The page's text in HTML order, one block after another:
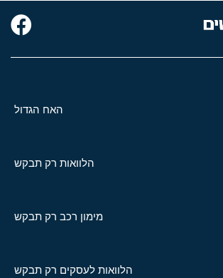
האח הגדול
הלוואות רק תבקש
מימון רכב רק תבקש
הלוואות לעסקים רק תבקש